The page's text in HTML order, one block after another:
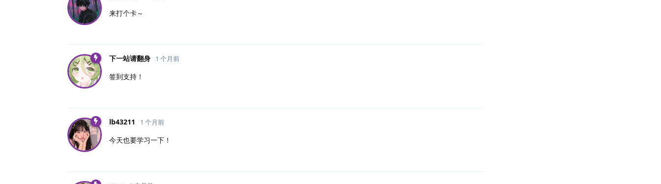
来打个卡～
下一站请翻身 1 个月前
签到支持！
lb43211 1 个月前
今天也要学习一下！